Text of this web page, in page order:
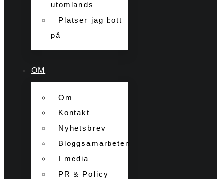
utomlands
Platser jag bott
på
OM
Om
Kontakt
Nyhetsbrev
Bloggsamarbeten
I media
PR & Policy